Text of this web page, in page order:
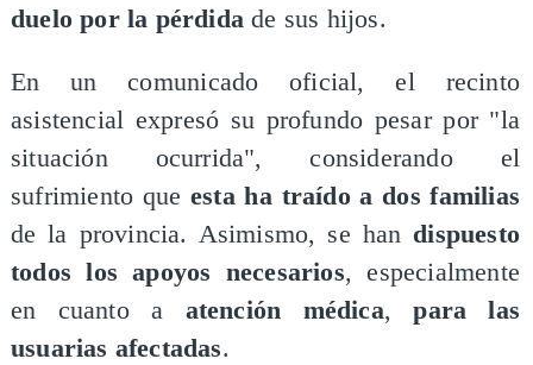
duelo por la pérdida de sus hijos.
En un comunicado oficial, el recinto
asistencial expresó su profundo pesar por "la
situación ocurrida", considerando el
sufrimiento queesta ha traído a dos familias
de la provincia. Asimismo, se han dispuesto
todos los apoyos necesarios, especialmente
en cuanto a atención médica,para las
usuarias afectadas.